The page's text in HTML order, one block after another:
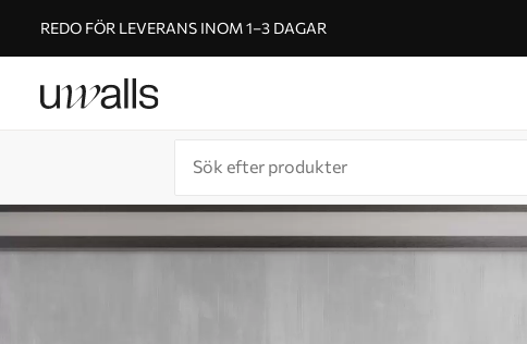
REDO FÖR LEVERANS INOM 1–3 DAGAR